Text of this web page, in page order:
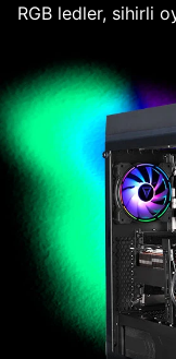
RGB ledler, sihirli